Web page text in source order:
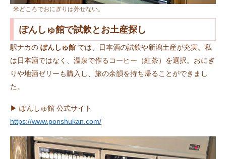
米どころでおにぎりは外せない。
ぽんしゅ館で試飲とお土産探し
駅ナカの ぽんしゅ館 では、日本酒の試飲や新潟土産が充実。私
は日本酒ではなく、温泉で作るコーヒー（紅茶）を選択。おにぎ
りや地酒ゼリーも購入し、旅の余韻を持ち帰ることができまし
た。
▶︎ ぽんしゅ館 公式サイト
https://www.ponshukan.com/